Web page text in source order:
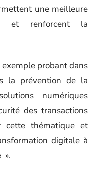
une meilleure
et renforcent la
exemple probant dans
la prévention de la
numériques
des transactions
cette thématique et
digitale à
».